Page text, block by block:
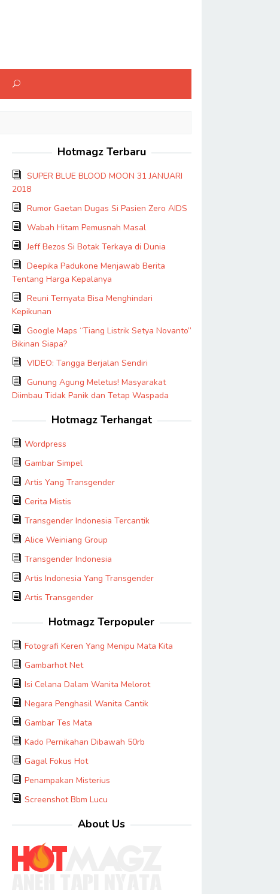
Hotmagz Terbaru
SUPER BLUE BLOOD MOON 31 JANUARI
2018
Rumor Gaetan Dugas Si Pasien Zero AIDS
Wabah Hitam Pemusnah Masal
Jeff Bezos Si Botak Terkaya di Dunia
Deepika Padukone Menjawab Berita
Tentang Harga Kepalanya
Reuni Ternyata Bisa Menghindari
Kepikunan
Google Maps “Tiang Listrik Setya Novanto”
Bikinan Siapa?
VIDEO: Tangga Berjalan Sendiri
Gunung Agung Meletus! Masyarakat
Diimbau Tidak Panik dan Tetap Waspada
Hotmagz Terhangat
Wordpress
Gambar Simpel
Artis Yang Transgender
Cerita Mistis
Transgender Indonesia Tercantik
Alice Weiniang Group
Transgender Indonesia
Artis Indonesia Yang Transgender
Artis Transgender
Hotmagz Terpopuler
Fotografi Keren Yang Menipu Mata Kita
Gambarhot Net
Isi Celana Dalam Wanita Melorot
Negara Penghasil Wanita Cantik
Gambar Tes Mata
Kado Pernikahan Dibawah 50rb
Gagal Fokus Hot
Penampakan Misterius
Screenshot Bbm Lucu
About Us